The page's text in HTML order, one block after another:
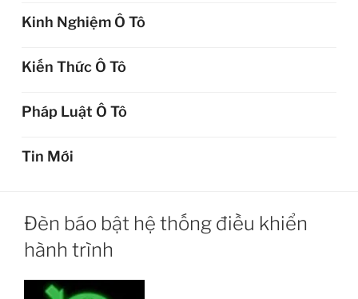
Kinh Nghiệm Ô Tô
Kiến Thức Ô Tô
Pháp Luật Ô Tô
Tin Mới
Đèn báo bật hệ thống điều khiển
hành trình